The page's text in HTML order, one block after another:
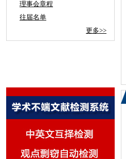
理事会章程
往届名单
更多>>